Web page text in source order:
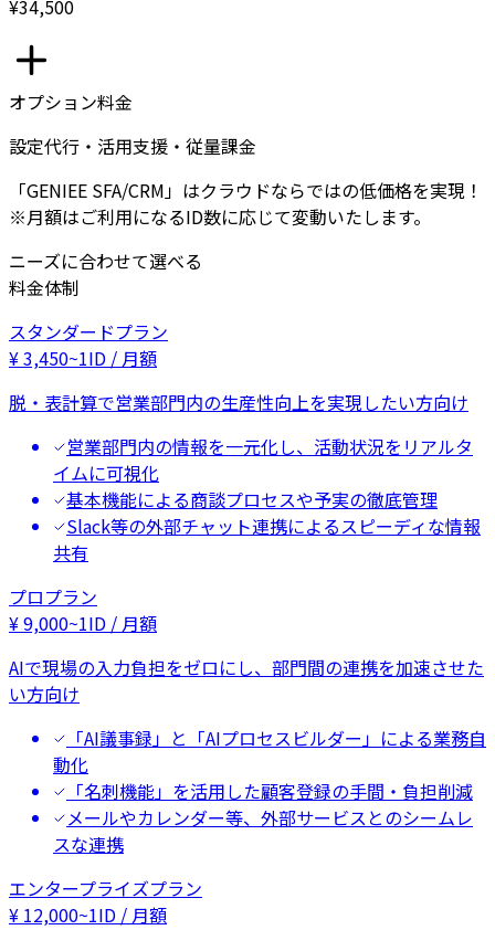
¥34,500
オプション料金
設定代行・活用支援・従量課金
「GENIEE SFA/CRM」はクラウドならではの低価格を実現！
※月額はご利用になるID数に応じて変動いたします。
ニーズに合わせて選べる
料金体制
スタンダードプラン
¥3,450~1ID / 月額
脱・表計算で営業部門内の生産性向上を実現したい方向け
営業部門内の情報を一元化し、活動状況をリアルタ
イムに可視化
基本機能による商談プロセスや予実の徹底管理
Slack等の外部チャット連携によるスピーディな情報
共有
プロプラン
¥9,000~1ID / 月額
AIで現場の入力負担をゼロにし、部門間の連携を加速させた
い方向け
「AI議事録」と「AIプロセスビルダー」による業務自
動化
「名刺機能」を活用した顧客登録の手間・負担削減
メールやカレンダー等、外部サービスとのシームレ
スな連携
エンタープライズプラン
¥ 12,000~1ID / 月額